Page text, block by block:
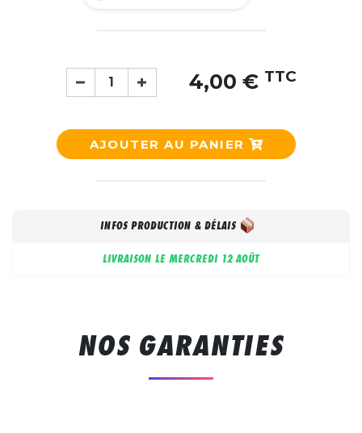
4,00 € TTC
AJOUTER AU PANIER
INFOS PRODUCTION & DÉLAIS
LIVRAISON LE MERCREDI 12 AOÛT
NOS GARANTIES